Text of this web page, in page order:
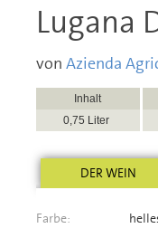
Lugana
von Azienda
Inhalt
0,75 Liter
DER WEIN
Farbe: